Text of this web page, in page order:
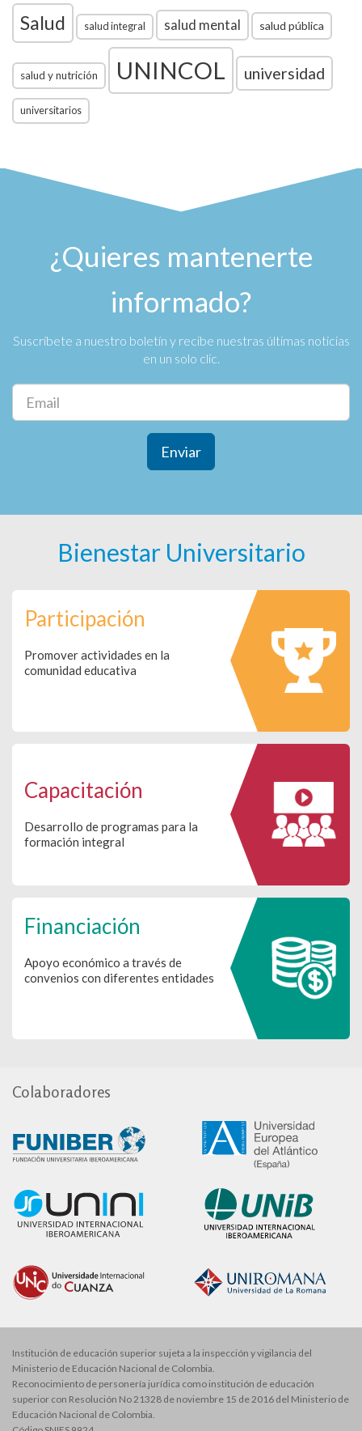
Salud salud integral salud mental salud pública
salud y nutrición UNINCOL universidad
universitarios
¿Quieres mantenerte
informado?
Suscríbete a nuestro boletín y recibe nuestras últimas noticias
en un solo clic.
Enviar
Bienestar Universitario
Participación
Promover actividades en la
comunidad educativa
Capacitación
Desarrollo de programas para la
formación integral
Financiación
Apoyo económico a través de
convenios con diferentes entidades
Colaboradores
Institución de educación superior sujeta a la inspección y vigilancia del
Ministerio de Educación Nacional de Colombia.
Reconocimiento de personería jurídica como institución de educación
superior con Resolución No 21328 de noviembre 15 de 2016 del Ministerio de
Educación Nacional de Colombia.